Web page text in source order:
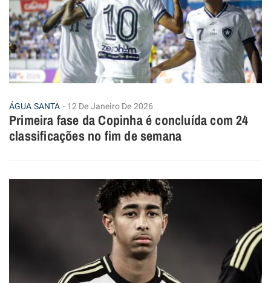
ÁGUA SANTA 12 De Janeiro De 2026
Primeira fase da Copinha é concluída com 24
classificações no fim de semana